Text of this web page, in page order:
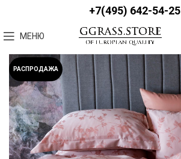
+7(495) 642-54-25
МЕНЮ
РАСПРОДАЖА